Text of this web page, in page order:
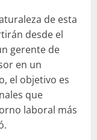
de esta
desde el
gerente de
en un
el objetivo es
que
laboral más